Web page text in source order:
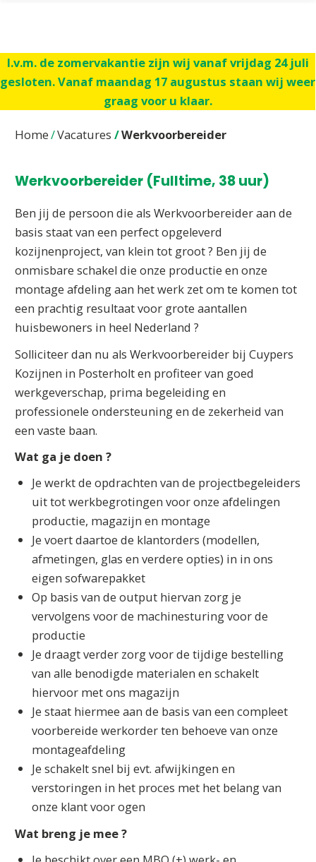
I.v.m. de zomervakantie zijn wij vanaf vrijdag 24 juli
gesloten. Vanaf maandag 17 augustus staan wij weer
graag voor u klaar.
Home Vacatures Werkvoorbereider
Werkvoorbereider (Fulltime, 38 uur)
Ben jij de persoon die als Werkvoorbereider aan de
basis staat van een perfect opgeleverd
kozijnenproject, van klein tot groot ? Ben jij de
onmisbare schakel die onze productie en onze
montage afdeling aan het werk zet om te komen tot
een prachtig resultaat voor grote aantallen
huisbewoners in heel Nederland ?
Solliciteer dan nu als Werkvoorbereider bij Cuypers
Kozijnen in Posterholt en profiteer van goed
werkgeverschap, prima begeleiding en
professionele ondersteuning en de zekerheid van
een vaste baan.
Wat ga je doen ?
Je werkt de opdrachten van de projectbegeleiders
uit tot werkbegrotingen voor onze afdelingen
productie, magazijn en montage
Je voert daartoe de klantorders (modellen,
afmetingen, glas en verdere opties) in in ons
eigen sofwarepakket
Op basis van de output hiervan zorg je
vervolgens voor de machinesturing voor de
productie
Je draagt verder zorg voor de tijdige bestelling
van alle benodigde materialen en schakelt
hiervoor met ons magazijn
Je staat hiermee aan de basis van een compleet
voorbereide werkorder ten behoeve van onze
montageafdeling
Je schakelt snel bij evt. afwijkingen en
verstoringen in het proces met het belang van
onze klant voor ogen
Wat breng je mee ?